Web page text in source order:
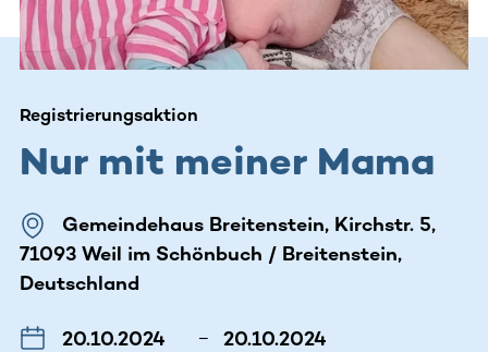
Registrierungsaktion
Nur mit meiner Mama
Gemeindehaus Breitenstein, Kirchstr. 5,
71093 Weil im Schönbuch / Breitenstein,
Deutschland
20.10.2024 – 20.10.2024